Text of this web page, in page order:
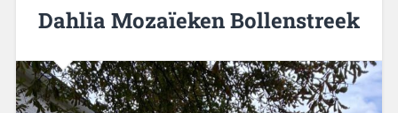
Dahlia Mozaïeken Bollenstreek